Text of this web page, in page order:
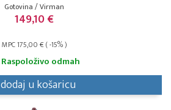
Gotovina / Virman
149,10 €
MPC 175,00 € ( -15% )
Raspoloživo odmah
dodaj u košaricu